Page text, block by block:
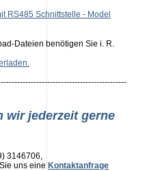
RS485 Schnittstelle - Model
Dateien benötigen Sie i. R.
wir jederzeit gerne
3146706,
uns eine Kontaktanfrage